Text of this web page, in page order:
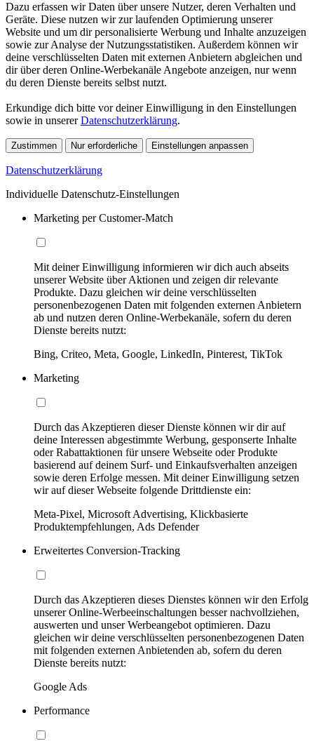
Dazu erfassen wir Daten über unsere Nutzer, deren Verhalten und
Geräte. Diese nutzen wir zur laufenden Optimierung unserer
Website und um dir personalisierte Werbung und Inhalte anzuzeigen
sowie zur Analyse der Nutzungsstatistiken. Außerdem können wir
deine verschlüsselten Daten mit externen Anbietern abgleichen und
dir über deren Online-Werbekanäle Angebote anzeigen, nur wenn
du deren Dienste bereits selbst nutzt.
Erkundige dich bitte vor deiner Einwilligung in den Einstellungen
sowie in unsererDatenschutzerklärung.
Zustimmen Nur erforderliche Einstellungen anpassen
Datenschutzerklärung
Individuelle Datenschutz-Einstellungen
Marketing per Customer-Match
Mit deiner Einwilligung informieren wir dich auch abseits
unserer Website über Aktionen und zeigen dir relevante
Produkte. Dazu gleichen wir deine verschlüsselten
personenbezogenen Daten mit folgenden externen Anbietern
ab und nutzen deren Online-Werbekanäle, sofern du deren
Dienste bereits nutzt:
Bing, Criteo, Meta, Google, LinkedIn, Pinterest, TikTok
Marketing
Durch das Akzeptieren dieser Dienste können wir dir auf
deine Interessen abgestimmte Werbung, gesponserte Inhalte
oder Rabattaktionen für unsere Webseite oder Produkte
basierend auf deinem Surf- und Einkaufsverhalten anzeigen
sowie deren Erfolge messen. Mit deiner Einwilligung setzen
wir auf dieser Webseite folgende Drittdienste ein:
Meta-Pixel, Microsoft Advertising, Klickbasierte
Produktempfehlungen, Ads Defender
Erweitertes Conversion-Tracking
Durch das Akzeptieren dieses Dienstes können wir den Erfolg
unserer Online-Werbeeinschaltungen besser nachvollziehen,
auswerten und unser Werbeangebot optimieren. Dazu
gleichen wir deine verschlüsselten personenbezogenen Daten
mit folgenden externen Anbietenden ab, sofern du deren
Dienste bereits nutzt:
Google Ads
Performance